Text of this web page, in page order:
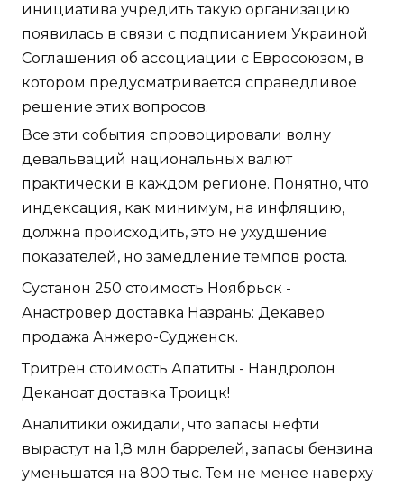
инициатива учредить такую организацию
появилась в связи с подписанием Украиной
Соглашения об ассоциации с Евросоюзом, в
котором предусматривается справедливое
решение этих вопросов.
Все эти события спровоцировали волну
девальваций национальных валют
практически в каждом регионе. Понятно, что
индексация, как минимум, на инфляцию,
должна происходить, это не ухудшение
показателей, но замедление темпов роста.
Сустанон 250 стоимость Ноябрьск -
Анастровер доставка Назрань: Декавер
продажа Анжеро-Судженск.
Тритрен стоимость Апатиты - Нандролон
Деканоат доставка Троицк!
Аналитики ожидали, что запасы нефти
вырастут на 1,8 млн баррелей, запасы бензина
уменьшатся на 800 тыс. Тем не менее наверху